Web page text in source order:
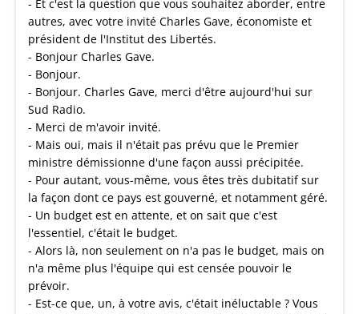
- Et c'est la question que vous souhaitez aborder, entre
autres, avec votre invité Charles Gave, économiste et
président de l'Institut des Libertés.
- Bonjour Charles Gave.
- Bonjour.
- Bonjour. Charles Gave, merci d'être aujourd'hui sur
Sud Radio.
- Merci de m'avoir invité.
- Mais oui, mais il n'était pas prévu que le Premier
ministre démissionne d'une façon aussi précipitée.
- Pour autant, vous-même, vous êtes très dubitatif sur
la façon dont ce pays est gouverné, et notamment géré.
- Un budget est en attente, et on sait que c'est
l'essentiel, c'était le budget.
- Alors là, non seulement on n'a pas le budget, mais on
n'a même plus l'équipe qui est censée pouvoir le
prévoir.
- Est-ce que, un, à votre avis, c'était inéluctable ? Vous